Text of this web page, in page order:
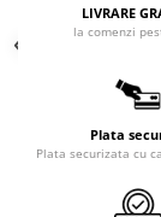
LIVRARE
la comenzi
Plata
Plata securizata cu